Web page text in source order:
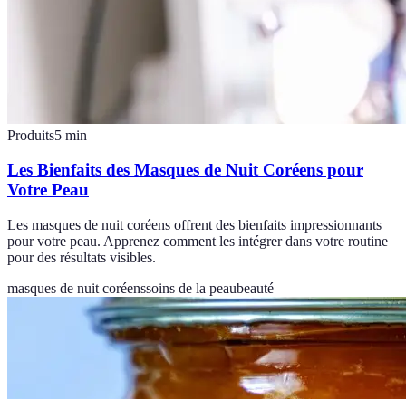
Produits5 min
Les Bienfaits des Masques de Nuit Coréens pour
Votre Peau
Les masques de nuit coréens offrent des bienfaits impressionnants
pour votre peau. Apprenez comment les intégrer dans votre routine
pour des résultats visibles.
masques de nuit coréenssoins de la peaubeauté